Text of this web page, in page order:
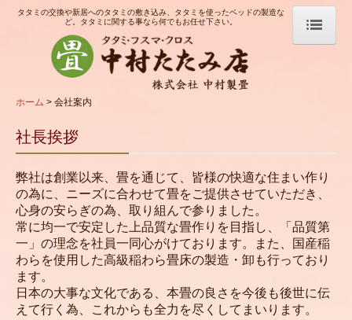
ホーム
畳ができるまで
料金表
お問合せ
タタミの交換や新居へのタタミの敷き込み、タタミを使ったベッドの製造な
ど。タタミに関する事なら何でもお任せ下さい。
ホーム 会社案内
社長挨拶
弊社は創業以来、畳を通じて、皆様の快適な住まい作り
の為に、ニーズに合わせて畳をご提供させていただき、
心身の安らぎの為、取り組んで参りました。
常に均一で安定した上品質な畳作りを目指し、「品質第
一」の理念を社員一同心がけております。また、国産稲
わらを使用した高級稲わら畳床の製造・卸も行っており
ます。
日本の大事な文化である、本畳の良さを今後も後世に伝
えて行く為、これからも全力を尽くしてまいります。